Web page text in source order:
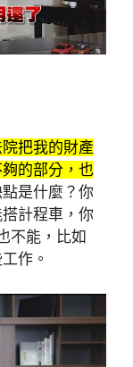
院把我的財產
的部分，也
是什麼？你
計程車，你
不能，比如
作。